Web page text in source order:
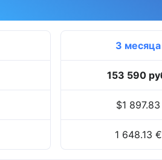
3 месяца
153 590
$1 897.83
1 648.13 €